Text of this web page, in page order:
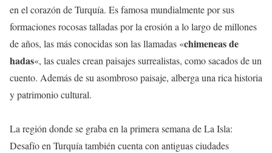
en el corazón de Turquía. Es famosa mundialmente por sus
formaciones rocosas talladas por la erosión a lo largo de millones
de años, las más conocidas son las llamadas «chimeneas de
hadas«, las cuales crean paisajes surrealistas, como sacados de un
cuento. Además de su asombroso paisaje, alberga una rica historia
y patrimonio cultural.
La región donde se graba en la primera semana de La Isla:
Desafío en Turquía también cuenta con antiguas ciudades